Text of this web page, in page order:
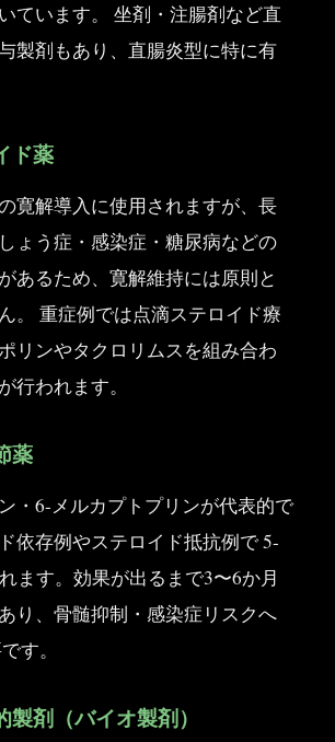
ています。 坐剤・注腸剤など直
製剤もあり、直腸炎型に特に有
ド薬
寛解導入に使用されますが、長
ょう症・感染症・糖尿病などの
あるため、寛解維持には原則と
。 重症例では点滴ステロイド療
リンやタクロリムスを組み合わ
行われます。
薬
・6-メルカプトプリンが代表的で
依存例やステロイド抵抗例で 5-
ます。効果が出るまで3〜6か月
り、骨髄抑制・感染症リスクへ
す。
剤（バイオ製剤）